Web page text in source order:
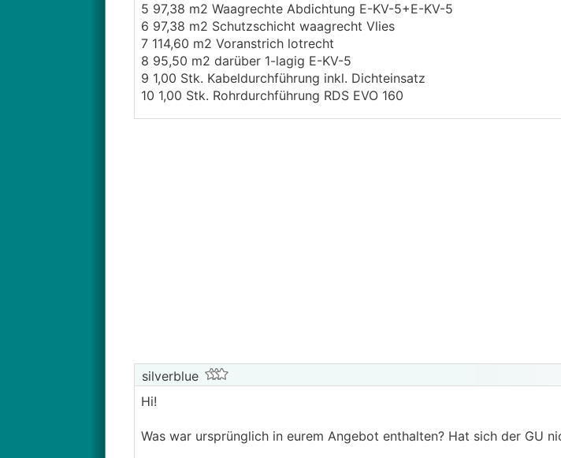
5 97,38 m2 Waagrechte Abdichtung E-KV-5+E-KV-5
6 97,38 m2 Schutzschicht waagrecht Vlies
7 114,60 m2 Voranstrich lotrecht
8 95,50 m2 darüber 1-lagig E-KV-5
9 1,00 Stk. Kabeldurchführung inkl. Dichteinsatz
10 1,00 Stk. Rohrdurchführung RDS EVO 160
silverblue
Hi!
Was war ursprünglich in eurem Angebot enthalten? Hat sich der GU